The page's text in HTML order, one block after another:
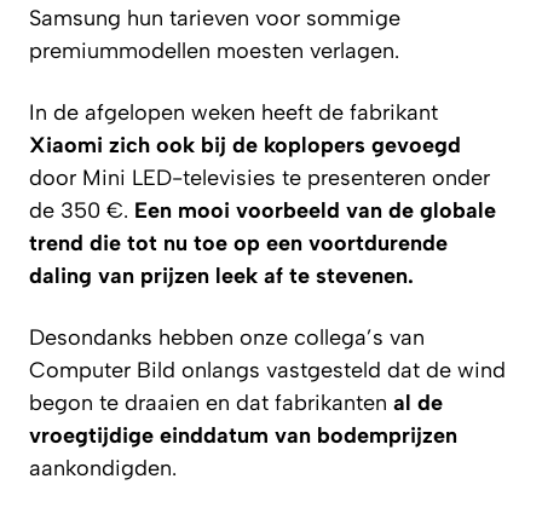
Samsung hun tarieven voor sommige
premiummodellen moesten verlagen.
In de afgelopen weken heeft de fabrikant
Xiaomi zich ook bij de koplopers gevoegd
door Mini LED-televisies te presenteren onder
de 350 €. Een mooi voorbeeld van de globale
trend die tot nu toe op een voortdurende
daling van prijzen leek af te stevenen.
Desondanks hebben onze collega’s van
Computer Bild onlangs vastgesteld dat de wind
begon te draaien en dat fabrikanten al de
vroegtijdige einddatum van bodemprijzen
aankondigden.